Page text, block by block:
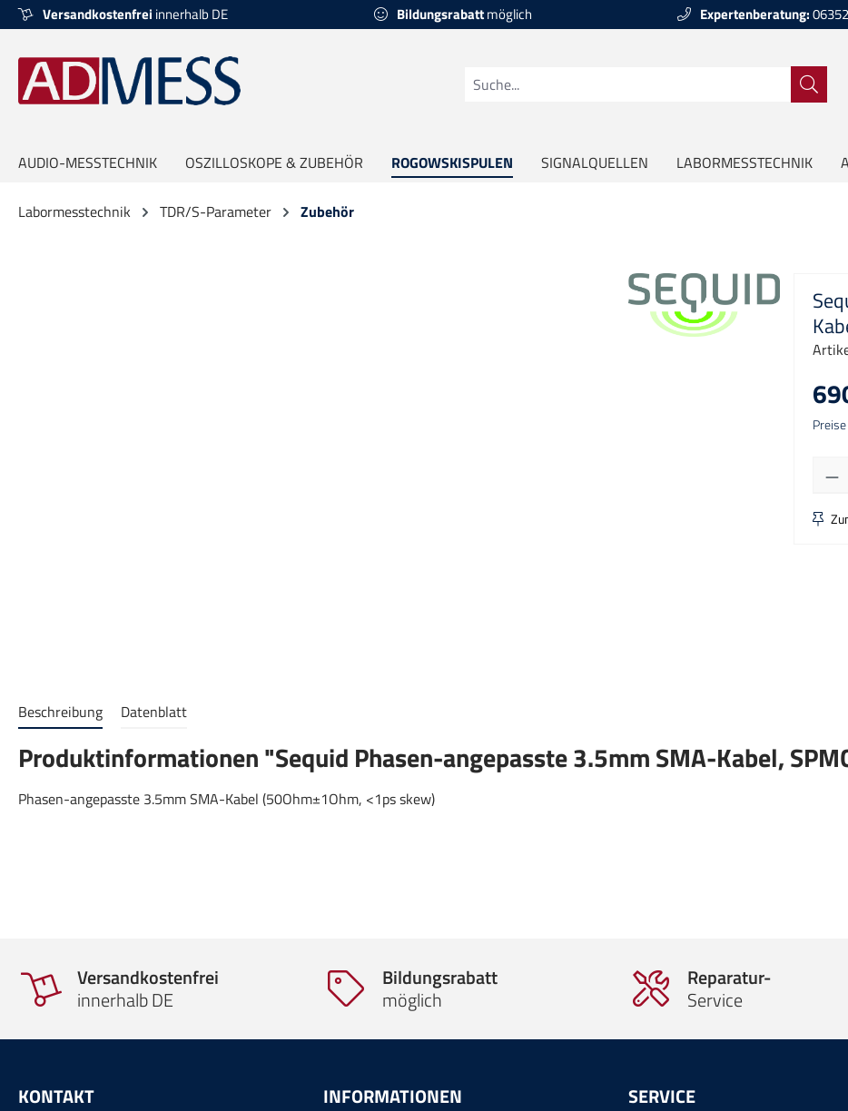
Zur Hauptnavigation springen
Versandkostenfrei innerhalb DE Bildungsrabattmöglich Expertenberatung:
AUDIO-MESSTECHNIK OSZILLOSKOPE & ZUBEHÖR ROGOWSKISPULEN SIGNALQUELLEN LABORMESSTECHNIK
Labormesstechnik TDR/S-Parameter Zubehör
Beschreibung Datenblatt
Produktinformationen "Sequid Phasen-angepasste 3.5mm SMA-Kabel,
Phasen-angepasste 3.5mm SMA-Kabel (50Ohm±1Ohm, <1ps skew)
Versandkostenfrei
innerhalb DE
Bildungsrabatt
möglich
Reparatur-
Service
KONTAKT INFORMATIONEN SERVICE